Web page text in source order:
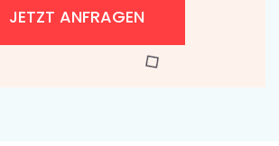
JETZT ANFRAGEN